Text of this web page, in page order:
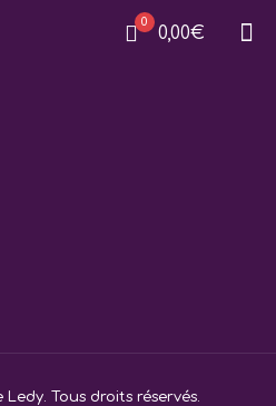
0
0,00€
Tous droits réservés.